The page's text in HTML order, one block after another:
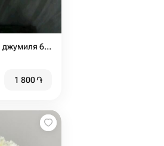
Голландская роза джумиля 60 см
1 800֏